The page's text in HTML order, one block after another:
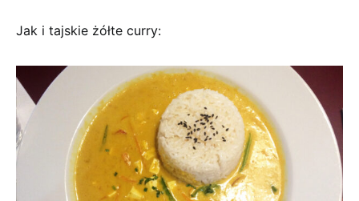
Jak i tajskie żółte curry: